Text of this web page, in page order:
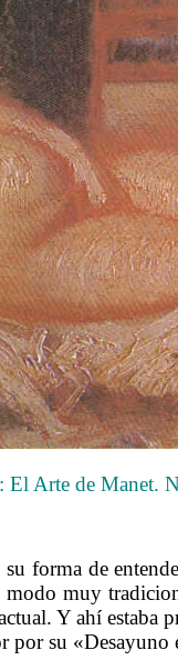
El Arte de Manet.
su forma de
muy
Y ahí
por su «Desayuno